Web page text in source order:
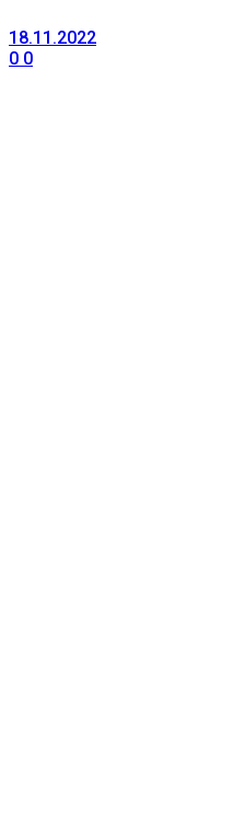
18.11.2022
0 0